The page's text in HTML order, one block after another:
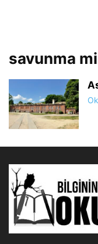
savunma